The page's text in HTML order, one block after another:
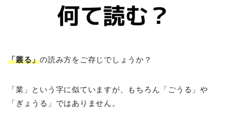
「叢る」の読み方をご存じでしょうか？
「業」という字に似ていますが、もちろん「ごうる」や
「ぎょうる」ではありません。